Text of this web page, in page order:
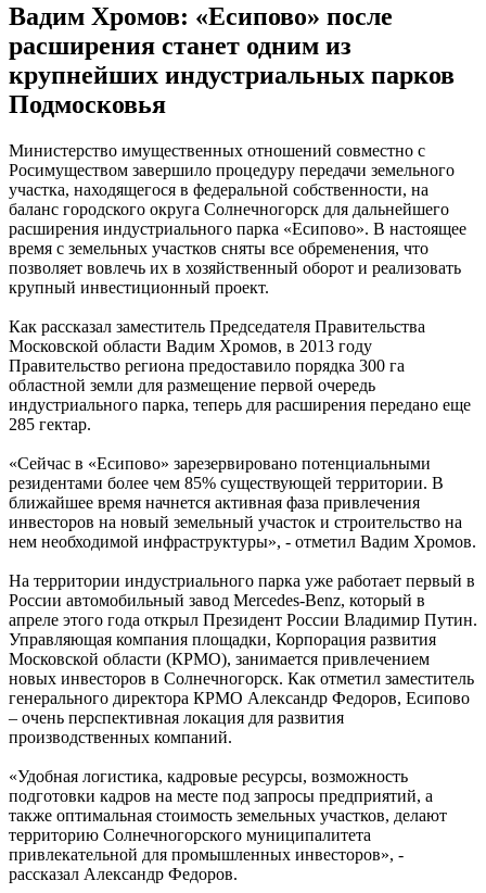
Вадим Хромов: «Есипово» после
расширения станет одним из
крупнейших индустриальных парков
Подмосковья
Министерство имущественных отношений совместно с
Росимуществом завершило процедуру передачи земельного
участка, находящегося в федеральной собственности, на
баланс городского округа Солнечногорск для дальнейшего
расширения индустриального парка «Есипово». В настоящее
время с земельных участков сняты все обременения, что
позволяет вовлечь их в хозяйственный оборот и реализовать
крупный инвестиционный проект.
Как рассказал заместитель Председателя Правительства
Московской области Вадим Хромов, в 2013 году
Правительство региона предоставило порядка 300 га
областной земли для размещение первой очередь
индустриального парка, теперь для расширения передано еще
285 гектар.
«Сейчас в «Есипово» зарезервировано потенциальными
резидентами более чем 85% существующей территории. В
ближайшее время начнется активная фаза привлечения
инвесторов на новый земельный участок и строительство на
нем необходимой инфраструктуры», - отметил Вадим Хромов.
На территории индустриального парка уже работает первый в
России автомобильный завод Mercedes-Benz, который в
апреле этого года открыл Президент России Владимир Путин.
Управляющая компания площадки, Корпорация развития
Московской области (КРМО), занимается привлечением
новых инвесторов в Солнечногорск. Как отметил заместитель
генерального директора КРМО Александр Федоров, Есипово
– очень перспективная локация для развития
производственных компаний.
«Удобная логистика, кадровые ресурсы, возможность
подготовки кадров на месте под запросы предприятий, а
также оптимальная стоимость земельных участков, делают
территорию Солнечногорского муниципалитета
привлекательной для промышленных инвесторов», -
рассказал Александр Федоров.